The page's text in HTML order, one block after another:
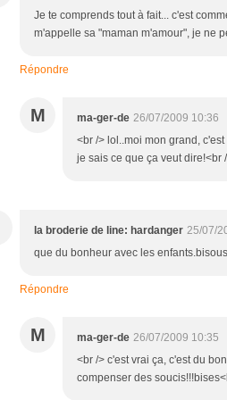
Je te comprends tout à fait... c'est
m'appelle sa "maman m'amour", je ne
Répondre
M ma-ger-de 26/07/2009 10:36
<br /> lol..moi mon grand,
je sais ce que ça veut dire!<br
la broderie de line: hardanger 25/07/
que du bonheur avec les enfants.bisous
Répondre
M ma-ger-de 26/07/2009 10:35
<br /> c'est vrai ça, c'est du
compenser des